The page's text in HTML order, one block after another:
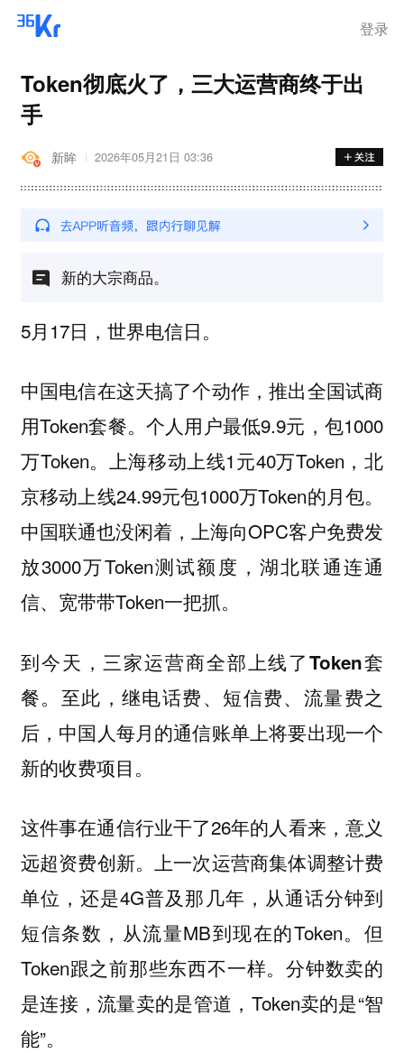
登录
Token彻底火了，三大运营商终于出
手
新眸 2026年05月21日 03:36
新的大宗商品。
5月17日，世界电信日。
中国电信在这天搞了个动作，推出全国试商
用Token套餐。个人用户最低9.9元，包1000
万Token。上海移动上线1元40万Token，北
京移动上线24.99元包1000万Token的月包。
中国联通也没闲着，上海向OPC客户免费发
放3000万Token测试额度，湖北联通连通
信、宽带带Token一把抓。
到今天，三家运营商全部上线了Token套
餐。至此，继电话费、短信费、流量费之
后，中国人每月的通信账单上将要出现一个
新的收费项目。
这件事在通信行业干了26年的人看来，意义
远超资费创新。上一次运营商集体调整计费
单位，还是4G普及那几年，从通话分钟到
短信条数，从流量MB到现在的Token。但
Token跟之前那些东西不一样。分钟数卖的
是连接，流量卖的是管道，Token卖的是“智
能”。